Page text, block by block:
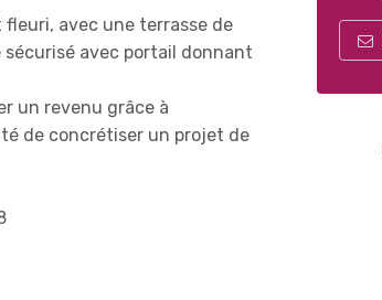
fleuri, avec une terrasse de
avec portail donnant
un revenu grâce à
de concrétiser un projet de